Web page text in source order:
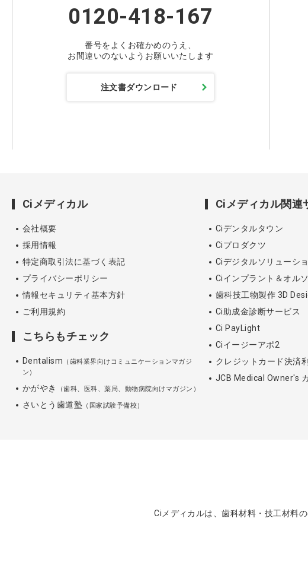
0120-418-167
番号をよくお確かめのうえ、
お間違いのないようお願いいたします
注文書ダウンロード
Ciメディカル
会社概要
採用情報
特定商取引法に基づく表記
プライバシーポリシー
情報セキュリティ基本方針
ご利用規約
こちらもチェック
Dentalism
（歯科業界向けコミュニケーションマガジ
ン）
かがやき （歯科、医科、薬局、動物病院向けマガジン）
さいとう歯道塾 （国家試験予備校）
Ciメディカル関連
Ciデンタルタウン
Ciプロダクツ
Ciデジタルソリューシ
Ciインプラント＆オルソ
歯科技工物製作 3D
Ci助成金診断サービス
Ci PayLight
Ciイージーアポ2
クレジットカード決済
JCB Medical Owner's
Ciメディカルは、歯科材料・技工材料